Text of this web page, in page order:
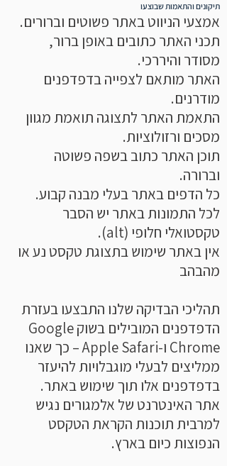
תיקונים והתאמות שבוצעו
אמצעי הניווט באתר פשוטים וברורים.
תכני האתר כתובים באופן ברור,
מסודר והיררכי.
האתר מותאם לצפייה בדפדפנים
מודרנים.
התאמת האתר לתצוגה תואמת מגוון
מסכים ורזולוציות.
תוכן האתר כתוב בשפה פשוטה
וברורה.
כל הדפים באתר בעלי מבנה קבוע.
לכל התמונות באתר יש הסבר
טקסטואלי חלופי (alt).
אין באתר שימוש בתצוגת טקסט נע או
מהבהב
תהליכי הבדיקה שלנו התבצעו בעזרת
הדפדפנים המובילים בשוק Google
Chrome ו-Apple Safari – כך שאנו
ממליצים לבעלי מוגבלויות להיעזר
בדפדפנים אלו תוך שימוש באתר.
אתר האינטרנט של אלמגורים נגיש
למרבית תוכנות הקראת הטקסט
הנפוצות כיום בארץ.